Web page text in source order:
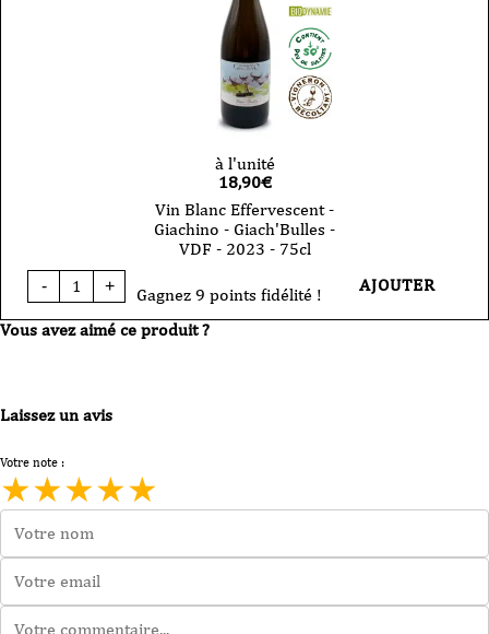
à l'unité
18,90€
Vin Blanc Effervescent -
Giachino - Giach'Bulles -
VDF - 2023 - 75cl
-
quantité
de
Blanc
Giach'Bulles
-
2023
+ Gagnez 9 points fidélité ! AJOUTER
Vous avez aimé ce produit ?
Laissez un avis
Votre note :
★★★★★